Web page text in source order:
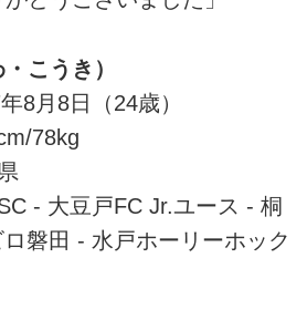
こうき）
8月8日（24歳）
78kg
- 大豆戸FC Jr.ユース - 桐
磐田 - 水戸ホーリーホック